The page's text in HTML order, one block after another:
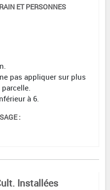
ET PERSONNES
pas appliquer sur plus
à 6.
:
Installées